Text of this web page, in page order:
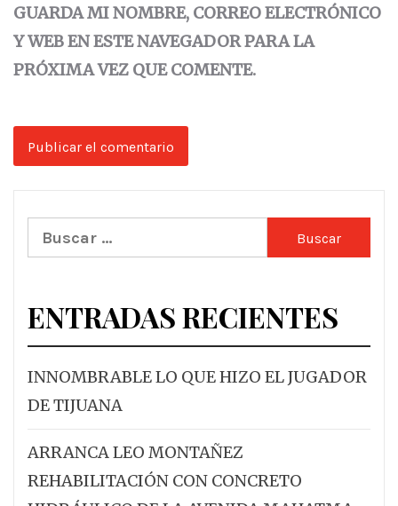
GUARDA MI NOMBRE, CORREO ELECTRÓNICO
Y WEB EN ESTE NAVEGADOR PARA LA
PRÓXIMA VEZ QUE COMENTE.
Buscar:
ENTRADAS RECIENTES
INNOMBRABLE LO QUE HIZO EL JUGADOR
DE TIJUANA
ARRANCA LEO MONTAÑEZ
REHABILITACIÓN CON CONCRETO